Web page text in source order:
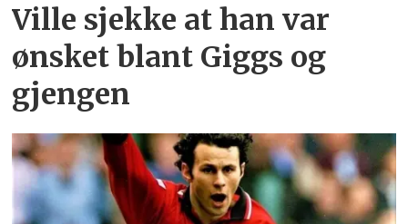
Ville sjekke at han var
ønsket blant Giggs og
gjengen